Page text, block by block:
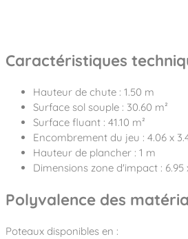
Caractéristiques
Hauteur de chute : 1.50 m
Surface sol souple : 30.60 m²
Surface fluant : 41.10 m²
Encombrement du jeu : 4.06 x
Hauteur de plancher : 1 m
Dimensions zone d'impact : 6.95
Polyvalence des
Poteaux disponibles en :